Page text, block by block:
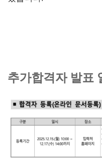
추가합격자 발표